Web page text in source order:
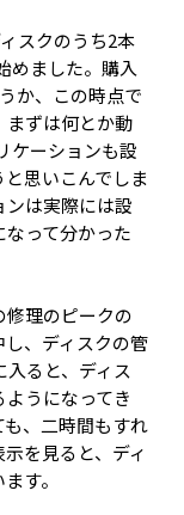
スクのうち2本
めました。購入
か、この時点で
まずは何とか動
ケーションも設
思いこんでしま
ンは実際には設
って分かった
理のピークの
、ディスクの管
ると、ディス
うになってき
、二時間もすれ
を見ると、ディ
す。